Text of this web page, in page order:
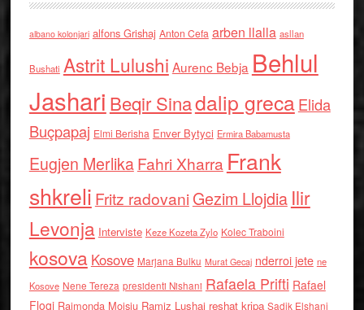
albano kolonjari alfons Grishaj Anton Cefa arben llalla asllan
Bushati Astrit Lulushi Aurenc Bebja Behlul
Jashari Beqir Sinadalip grecaElida
Buçpapaj Elmi Berisha Enver Bytyci Ermira Babamusta
Eugjen MerlikaFahri Xharra Frank
shkreli Fritz radovaniGezim Llojdia Ilir
Levonja Interviste Keze Kozeta Zylo Kolec Traboini
kosova Kosove Marjana Bulku Murat Gecaj nderroi jete ne
Kosove Nene Tereza presidenti Nishani Rafaela Prifti Rafael
Floqi Raimonda Moisiu Ramiz Lushaj reshat kripa Sadik Elshani